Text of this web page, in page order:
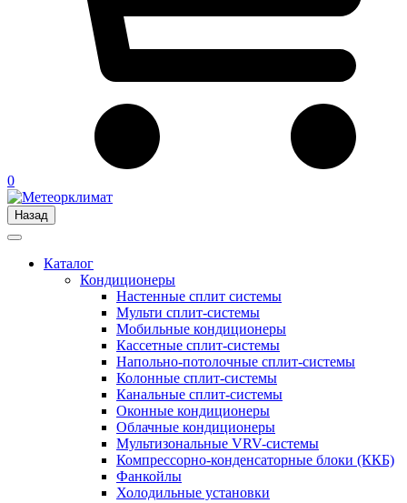
0
Назад
Каталог
Кондиционеры
Настенные сплит системы
Мульти сплит-системы
Мобильные кондиционеры
Кассетные сплит-системы
Напольно-потолочные сплит-системы
Колонные сплит-системы
Канальные сплит-системы
Оконные кондиционеры
Облачные кондиционеры
Мультизональные VRV-системы
Компрессорно-конденсаторные блоки (ККБ)
Фанкойлы
Холодильные установки